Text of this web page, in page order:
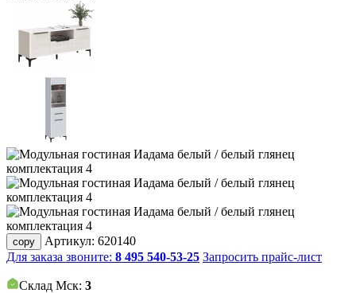
copy Артикул: 620140
Для заказа звоните: 8 495 540-53-25 Запросить прайс-лист
Склад Мск: 3